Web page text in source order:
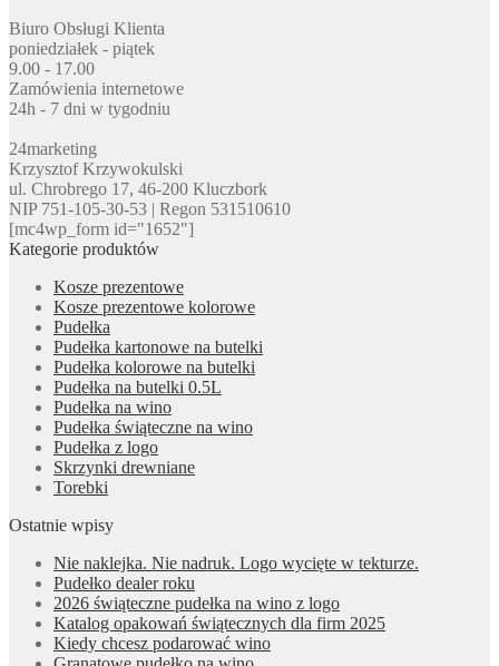
Biuro Obsługi Klienta
poniedziałek - piątek
9.00 - 17.00
Zamówienia internetowe
24h - 7 dni w tygodniu
24marketing
Krzysztof Krzywokulski
ul. Chrobrego 17, 46-200 Kluczbork
NIP 751-105-30-53 | Regon 531510610
[mc4wp_form id="1652"]
Kategorie produktów
Kosze prezentowe
Kosze prezentowe kolorowe
Pudełka
Pudełka kartonowe na butelki
Pudełka kolorowe na butelki
Pudełka na butelki 0.5L
Pudełka na wino
Pudełka świąteczne na wino
Pudełka z logo
Skrzynki drewniane
Torebki
Ostatnie wpisy
Nie naklejka. Nie nadruk. Logo wycięte w tekturze.
Pudełko dealer roku
2026 świąteczne pudełka na wino z logo
Katalog opakowań świątecznych dla firm 2025
Kiedy chcesz podarować wino